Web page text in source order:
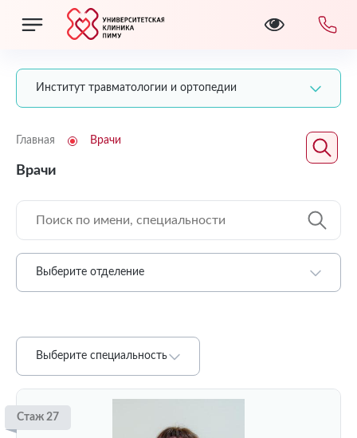
Институт травматологии и ортопедии
Главная Врачи
Врачи
Выберите отделение
Выберите специальность
Стаж 27